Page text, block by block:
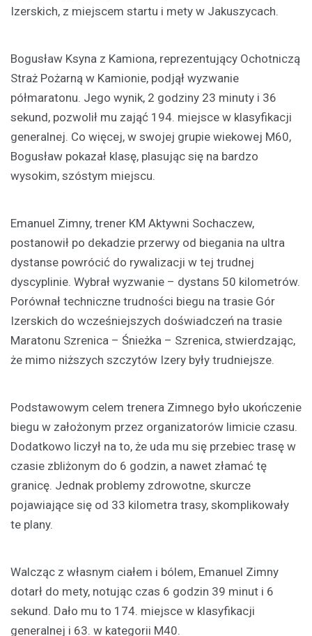
Izerskich, z miejscem startu i mety w Jakuszycach.
Bogusław Ksyna z Kamiona, reprezentujący Ochotniczą
Straż Pożarną w Kamionie, podjął wyzwanie
półmaratonu. Jego wynik, 2 godziny 23 minuty i 36
sekund, pozwolił mu zająć 194. miejsce w klasyfikacji
generalnej. Co więcej, w swojej grupie wiekowej M60,
Bogusław pokazał klasę, plasując się na bardzo
wysokim, szóstym miejscu.
Emanuel Zimny, trener KM Aktywni Sochaczew,
postanowił po dekadzie przerwy od biegania na ultra
dystanse powrócić do rywalizacji w tej trudnej
dyscyplinie. Wybrał wyzwanie – dystans 50 kilometrów.
Porównał techniczne trudności biegu na trasie Gór
Izerskich do wcześniejszych doświadczeń na trasie
Maratonu Szrenica – Śnieżka – Szrenica, stwierdzając,
że mimo niższych szczytów Izery były trudniejsze.
Podstawowym celem trenera Zimnego było ukończenie
biegu w założonym przez organizatorów limicie czasu.
Dodatkowo liczył na to, że uda mu się przebiec trasę w
czasie zbliżonym do 6 godzin, a nawet złamać tę
granicę. Jednak problemy zdrowotne, skurcze
pojawiające się od 33 kilometra trasy, skomplikowały
te plany.
Walcząc z własnym ciałem i bólem, Emanuel Zimny
dotarł do mety, notując czas 6 godzin 39 minut i 6
sekund. Dało mu to 174. miejsce w klasyfikacji
generalnej i 63. w kategorii M40.